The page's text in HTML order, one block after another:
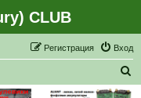
CLUB
Вход
Регистрация